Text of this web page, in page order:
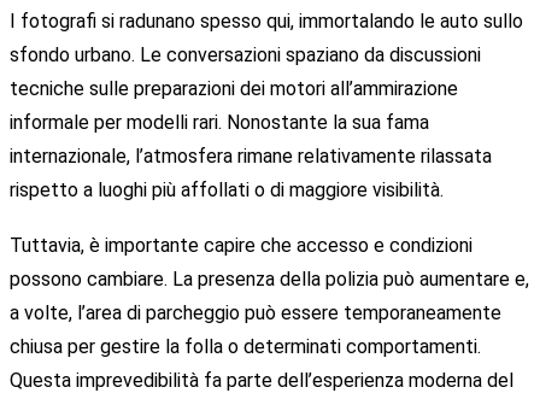
I fotografi si radunano spesso qui, immortalando le auto sullo
sfondo urbano. Le conversazioni spaziano da discussioni
tecniche sulle preparazioni dei motori all’ammirazione
informale per modelli rari. Nonostante la sua fama
internazionale, l’atmosfera rimane relativamente rilassata
rispetto a luoghi più affollati o di maggiore visibilità.
Tuttavia, è importante capire che accesso e condizioni
possono cambiare. La presenza della polizia può aumentare e,
a volte, l’area di parcheggio può essere temporaneamente
chiusa per gestire la folla o determinati comportamenti.
Questa imprevedibilità fa parte dell’esperienza moderna del